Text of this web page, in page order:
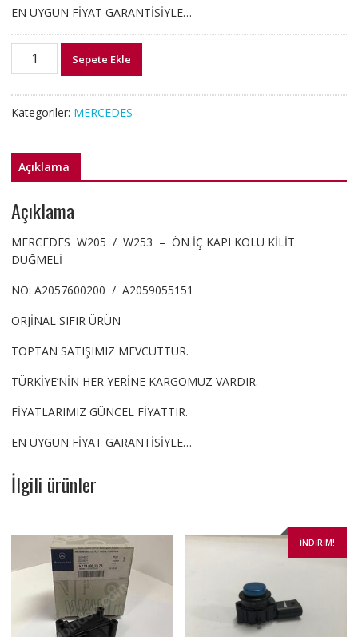
EN UYGUN FİYAT GARANTİSİYLE…
A2057600200
KAPI
KİLİT
DÜĞMELİ
Sepete Ekle
Kategoriler: MERCEDES
Açıklama
Açıklama
MERCEDES W205 / W253 – ÖN İÇ KAPI KOLU KİLİT
DÜĞMELİ
NO: A2057600200 / A2059055151
ORJİNAL SIFIR ÜRÜN
TOPTAN SATIŞIMIZ MEVCUTTUR.
TÜRKİYE’NİN HER YERİNE KARGOMUZ VARDIR.
FİYATLARIMIZ GÜNCEL FİYATTIR.
EN UYGUN FİYAT GARANTİSİYLE…
İlgili ürünler
İNDIRIM!